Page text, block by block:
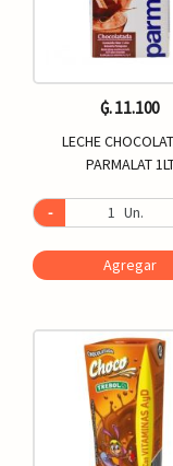
₲. 11.100
LECHE
PARMALAT
- Un.
Agregar